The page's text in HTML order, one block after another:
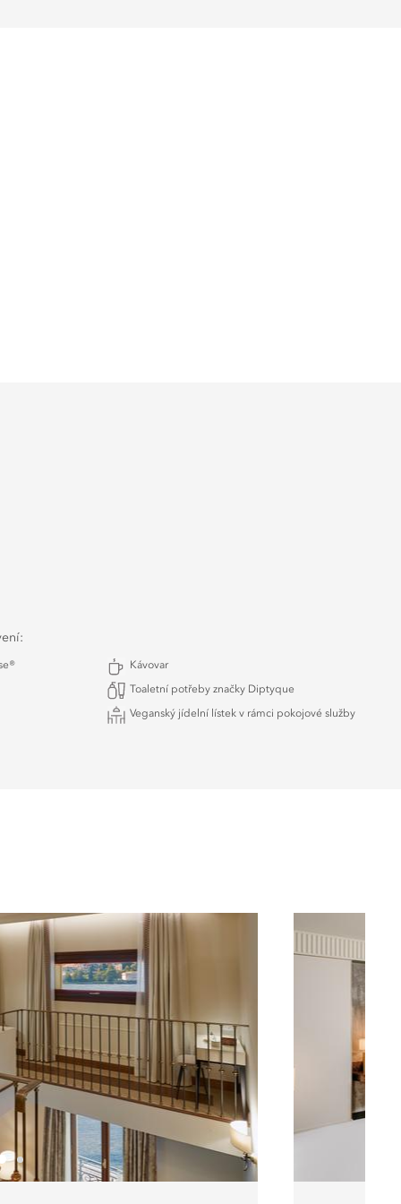
Kávovar
Toaletní potřeby značky Diptyque
Veganský jídelní lístek v rámci pokojové služby